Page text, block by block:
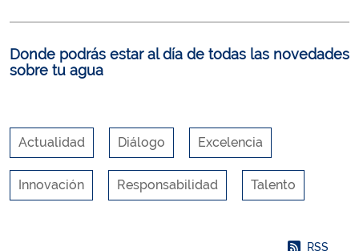
Donde podrás estar al día de todas las novedades
sobre tu agua
Actualidad Diálogo Excelencia
Innovación Responsabilidad Talento
RSS